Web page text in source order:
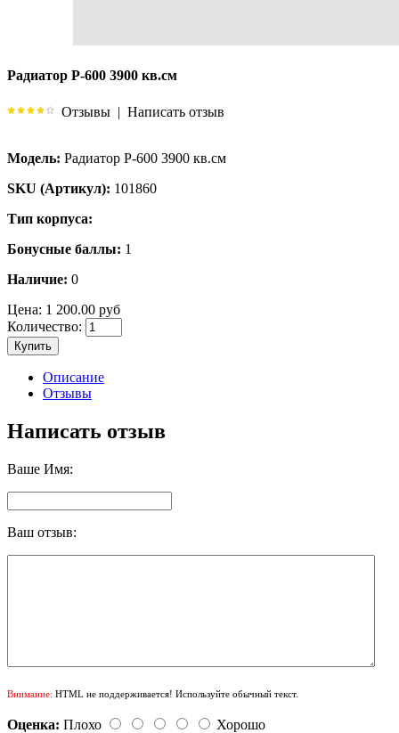
Радиатор Р-600 3900 кв.см
Отзывы | Написать отзыв
Модель: Радиатор Р-600 3900 кв.см
SKU (Артикул): 101860
Тип корпуса:
Бонусные баллы: 1
Наличие: 0
Цена: 1 200.00 руб
Количество:
Купить
Описание
Отзывы
Написать отзыв
Ваше Имя:
Ваш отзыв:
Внимание: HTML не поддерживается! Используйте обычный текст.
Оценка: Плохо
Хорошо